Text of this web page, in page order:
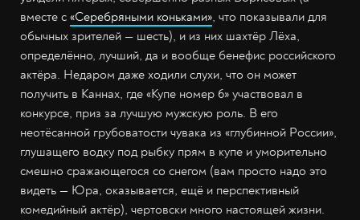
вместе с «Серебряными коньками», что показывали для
обычных зрителей — шесть), и из них шахтёр Лёха,
определённо, лучший, да и вообще бенефис российского
актёра. Недаром даже ходили слухи, что он может
получить в Каннах, где «Купе номер 6» участвовал в
конкурсе, приз за лучшую мужскую роль. В его
неотёсанной грубоватости чувака из «глубинной России»,
глушащего водку под рыбку прям в купе и уморительно
смешно сражающегося со снегом (вам просто надо это
видеть — Юра, оказывается, ещё и перспективный
комедийный актёр), чертовски много настоящей жизни.